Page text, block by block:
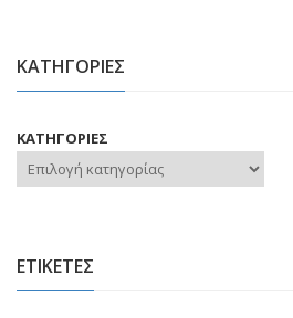
ΚΑΤΗΓΟΡΙΕΣ
ΚΑΤΗΓΟΡΙΕΣ
ΕΤΙΚΕΤΕΣ